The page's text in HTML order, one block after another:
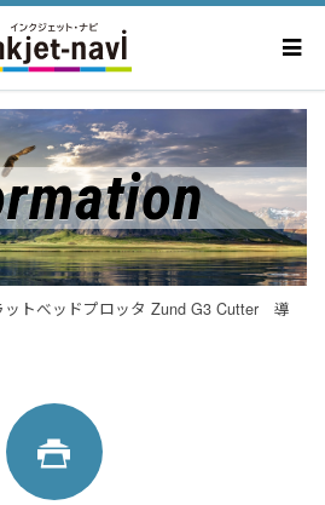
ットべッドプロッタ Zund G3 Cutter 導